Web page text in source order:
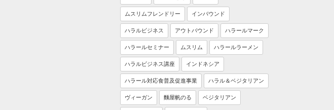
ムスリムフレンドリー インバウンド
ハラルビジネス アウトバウンド ハラールマーク
ハラールセミナー ムスリム ハラールラーメン
ハラルビジネス講座 インドネシア
ハラール対応食普及促進事業 ハラル＆ベジタリアン
ヴィーガン 麵屋帆のる ベジタリアン